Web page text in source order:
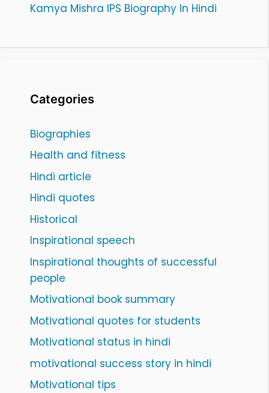
Kamya Mishra IPS Biography In Hindi
Categories
Biographies
Health and fitness
Hindi article
Hindi quotes
Historical
Inspirational speech
Inspirational thoughts of successful
people
Motivational book summary
Motivational quotes for students
Motivational status in hindi
motivational success story in hindi
Motivational tips